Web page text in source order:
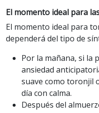
El momento ideal para
El momento ideal para
dependerá del tipo de
Por la mañana, si la
ansiedad
suave como toronjil
día con calma.
Después del